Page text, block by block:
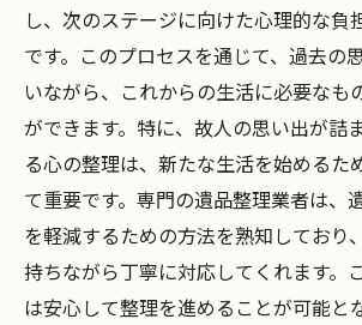
し、次のステージに向けた心理的な負
です。このプロセスを通じて、過去の
いながら、これからの生活に必要なも
ができます。特に、故人の思い出が詰
る心の整理は、新たな生活を始めるた
て重要です。専門の遺品整理業者は、
を軽減するための方法を熟知しており
持ちながら丁寧に対応してくれます。
は安心して整理を進めることが可能と